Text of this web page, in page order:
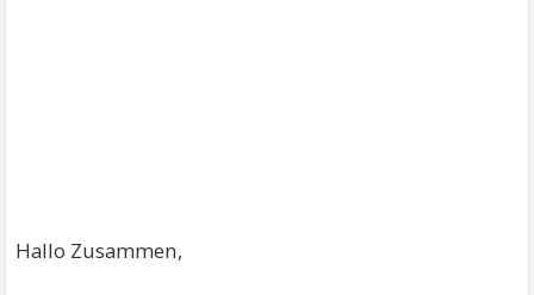
Hallo Zusammen,